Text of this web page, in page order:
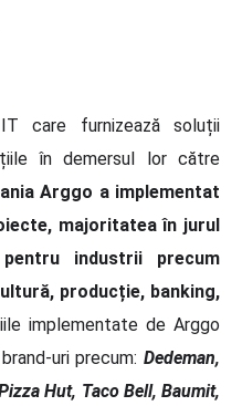
care furnizează soluții
în demersul lor către
Arggo a implementat
majoritatea în jurul
industrii precum
producție, banking,
implementate de Arggo
uri precum: Dedeman,
Hut, Taco Bell, Baumit,